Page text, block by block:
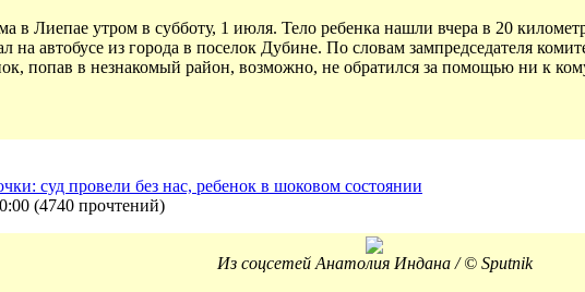
в Лиепае утром в субботу, 1 июля. Тело ребенка нашли вчера в 20
на автобусе из города в поселок Дубине. По словам зампредседателя
попав в незнакомый район, возможно, не обратился за помощью ни к
суд провели без нас, ребенок в шоковом состоянии
(4740 прочтений)
Из соцсетей Анатолия Индана / © Sputnik